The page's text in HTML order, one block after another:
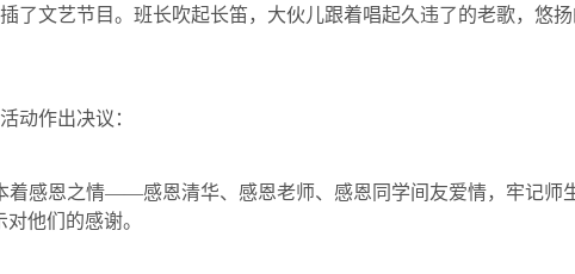
了文艺节目。班长吹起长笛，大伙儿跟着唱起久违了的老歌，悠
动作出决议：
着感恩之情——感恩清华、感恩老师、感恩同学间友爱情，牢记师
他们的感谢。